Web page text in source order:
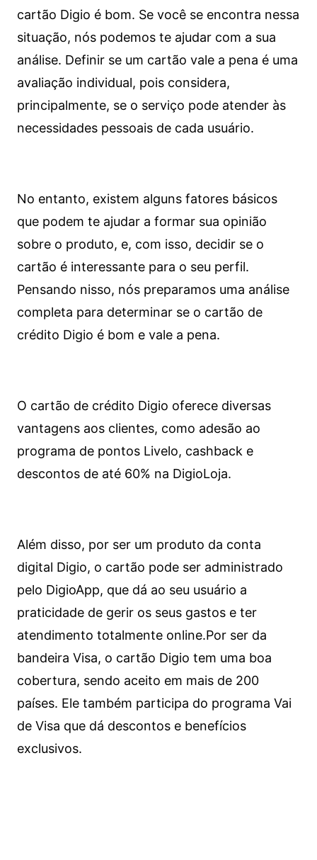
cartão Digio é bom. Se você se encontra nessa
situação, nós podemos te ajudar com a sua
análise. Definir se um cartão vale a pena é uma
avaliação individual, pois considera,
principalmente, se o serviço pode atender às
necessidades pessoais de cada usuário.
No entanto, existem alguns fatores básicos
que podem te ajudar a formar sua opinião
sobre o produto, e, com isso, decidir se o
cartão é interessante para o seu perfil.
Pensando nisso, nós preparamos uma análise
completa para determinar se o cartão de
crédito Digio é bom e vale a pena.
O cartão de crédito Digio oferece diversas
vantagens aos clientes, como adesão ao
programa de pontos Livelo, cashback e
descontos de até 60% na DigioLoja.
Além disso, por ser um produto da conta
digital Digio, o cartão pode ser administrado
pelo DigioApp, que dá ao seu usuário a
praticidade de gerir os seus gastos e ter
atendimento totalmente online.Por ser da
bandeira Visa, o cartão Digio tem uma boa
cobertura, sendo aceito em mais de 200
países. Ele também participa do programa Vai
de Visa que dá descontos e benefícios
exclusivos.